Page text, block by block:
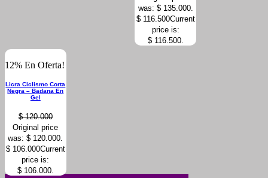
was: $ 135.000.
$116.500Current
price is:
$ 116.500.
12% En Oferta!
Licra Ciclismo Corta
Negra – Badana En
Gel
$120.000
Original price
was: $ 120.000.
$106.000Current
price is:
$ 106.000.